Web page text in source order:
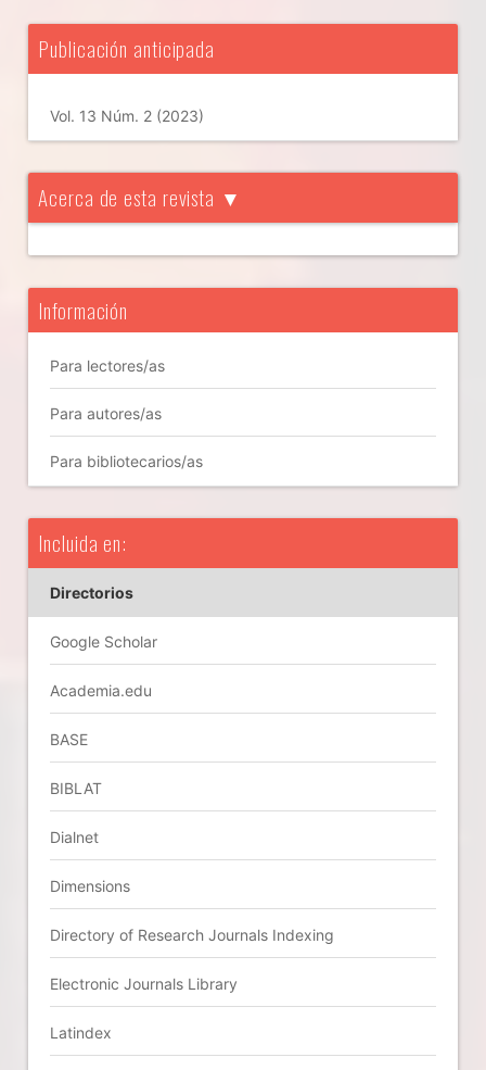
Publicación anticipada
Vol. 13 Núm. 2 (2023)
Acerca de esta revista ▼
Información
Para lectores/as
Para autores/as
Para bibliotecarios/as
Incluida en:
Directorios
Google Scholar
Academia.edu
BASE
BIBLAT
Dialnet
Dimensions
Directory of Research Journals Indexing
Electronic Journals Library
Latindex